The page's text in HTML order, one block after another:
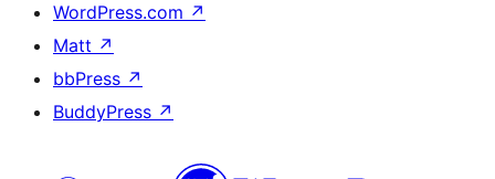
WordPress.com ↗
Matt ↗
bbPress ↗
BuddyPress ↗